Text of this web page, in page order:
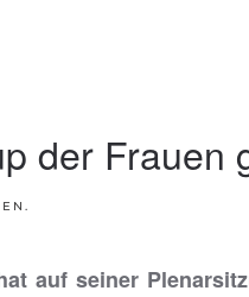
der Frauen
.
auf seiner